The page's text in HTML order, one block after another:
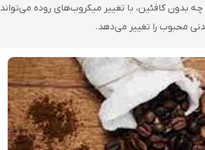
بدون کافئین، با تغییر میکروب‌های روده می‌تواند
محبوب را تغییر می‌دهد.